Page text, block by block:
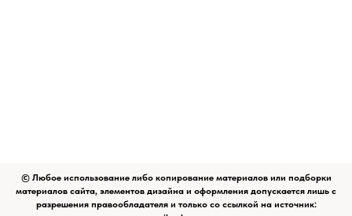
© Любое использование либо копирование материалов или подборки
материалов сайта, элементов дизайна и оформления допускается лишь с
разрешения правообладателя и только со ссылкой на источник: